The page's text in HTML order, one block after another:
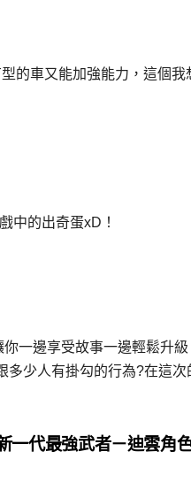
的車又能加強能力，這個我
中的出奇蛋xD！
一邊享受故事一邊輕鬆升
多少人有掛勾的行為?在這次
一代最強武者－迪雲角